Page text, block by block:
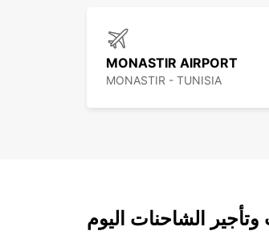
MONASTIR AIRPORT
MONASTIR - TUNISIA
الشاحنات اليوم